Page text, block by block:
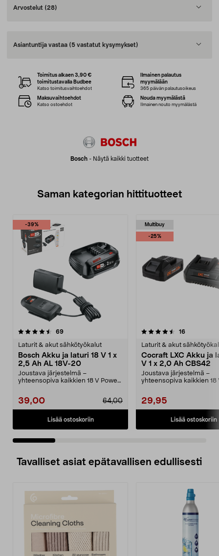
Arvostelut (28)
Asiantuntija vastaa (5 vastatut kysymykset)
Bosch - Näytä kaikki tuotteet
Toimitus alkaen 3,90 €
toimitustavalla Budbee
Katso toimitusvaihtoehdot
Ilmainen palautus
myymälään
365 päivän palautusoikeus
Maksuvaihtoehdot
Katso ostoehdot
Nouda myymälästä
Ilmainen nouto myymälästä
Saman kategorian hittituotteet
-39%
69arvostelut
Laturit & akut sähkötyökalut
Bosch Akku ja laturi 18 V 1 x
2,5 Ah AL 18V-20
Joustava järjestelmä –
yhteensopiva kaikkien 18 V Power
39,00 64,00
Lisää ostoskoriin
Multibuy
-25%
4.5 viidestä
16arvostelut
Laturit & akut
Cocraft LXC Akku ja
V 1 x 2,0 Ah CBS42
Joustava järjestelmä –
yhteensopiva kaikkien 18
29,95
Lisää ostoskoriin
4.5 viidestä
Tavalliset asiat epätavallisen edullisesti